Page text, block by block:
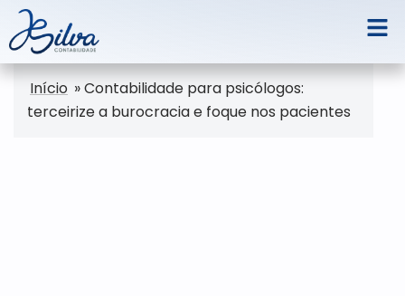
Início »Contabilidade para psicólogos:
terceirize a burocracia e foque nos pacientes